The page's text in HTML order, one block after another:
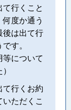
行くこと
度か通う
後は出て行
す。
等について
て行くお約
ただくこ